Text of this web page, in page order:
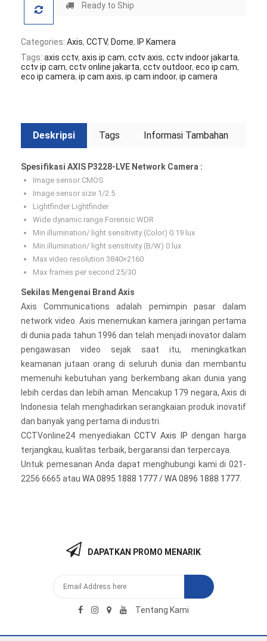
Ready to Ship
Categories: Axis, CCTV, Dome, IP Kamera
Tags: axis cctv, axis ip cam, cctv axis, cctv indoor jakarta,
cctv ip cam, cctv online jakarta, cctv outdoor, eco ip cam,
eco ip camera, ip cam axis, ip cam indoor, ip camera
Deskripsi Tags Informasi Tambahan
Spesifikasi AXIS P3228-LVE Network Camera :
Image sensor CMOS
Image sensor size 1/2.5
Lightfinder Lightfinder
Wide dynamic range Forensic WDR
Min illumination/ light sensitivity (Color) 0.19 lux
Min illumination/ light sensitivity (B/W) 0 lux
Max video resolution 3840×2160
Max frames per second 25/30
Sekilas Mengenai Brand Axis
Axis Communications adalah pemimpin pasar dalam
network video. Axis menemukan kamera jaringan pertama
di dunia pada tahun 1996 dan telah menjadi inovator dalam
pengawasan video sejak saat itu, meningkatkan
keamanan jutaan orang di seluruh dunia dan membantu
memenuhi kebutuhan yang berkembang akan dunia yang
lebih cerdas dan lebih aman. Mencakup 179 negara, Axis di
Indonesia telah menghadirkan serangkaian produk inovatif
dan banyak yang pertama di industri.
CCTVonline24 menyediakanCCTV Axis IP dengan harga
terjangkau, kualitas terbaik, bergaransi dan terpercaya.
Untuk pemesanan Anda dapat menghubungi kami di 021-
2256 6665 atau WA 0895 1888 1777/WA 0896 1888 1777
DAPATKAN PROMO MENARIK
Tentang Kami